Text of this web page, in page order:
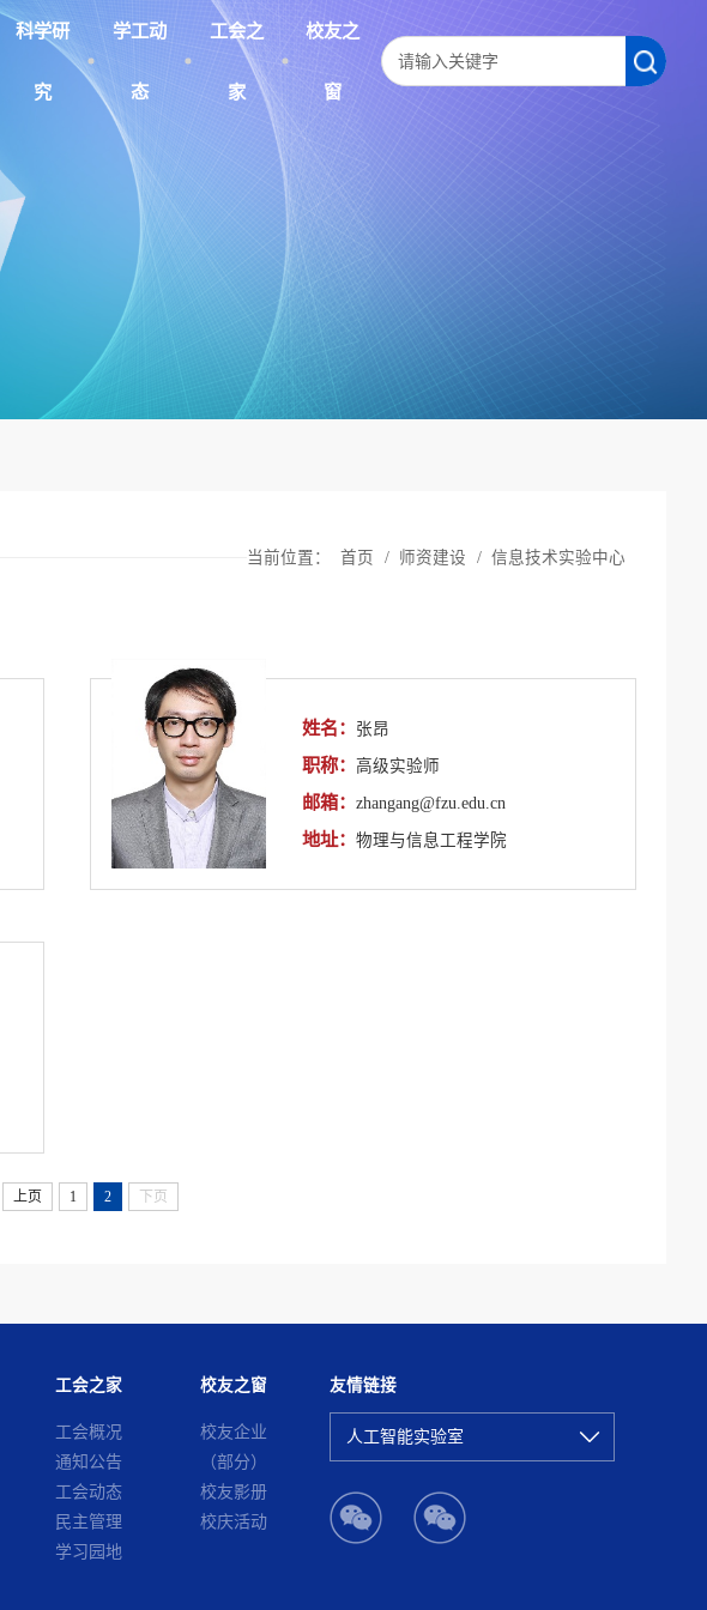
科学研
究
学工动
态
工会之
家
校友之
窗
当前位置： 首页 / 师资建设 / 信息技术实验中心
姓名： 张昂
职称： 高级实验师
邮箱： zhangang@fzu.edu.cn
地址： 物理与信息工程学院
上页 1 2 下页
工会之家
工会概况
通知公告
工会动态
民主管理
学习园地
校友之窗
校友企业
（部分）
校友影册
校庆活动
友情链接
人工智能实验室